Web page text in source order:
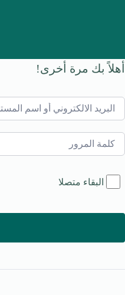
أهلاً بك مرة أخرى!
البقاء متصلا